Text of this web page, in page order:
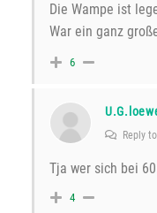
Die Wampe ist
War ein ganz
6
Reply to
Tja wer sich bei
4